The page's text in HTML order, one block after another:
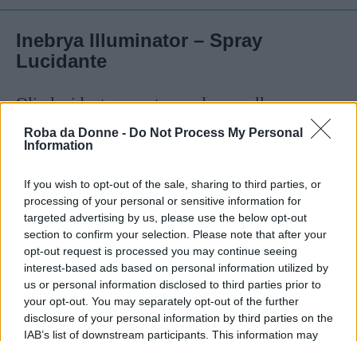
Roba da Donne - Do Not Process My Personal
Information
If you wish to opt-out of the sale, sharing to third parties, or
processing of your personal or sensitive information for
targeted advertising by us, please use the below opt-out
section to confirm your selection. Please note that after your
opt-out request is processed you may continue seeing
interest-based ads based on personal information utilized by
us or personal information disclosed to third parties prior to
your opt-out. You may separately opt-out of the further
disclosure of your personal information by third parties on the
IAB’s list of downstream participants. This information may
Inebrya Illuminator – Spray
Lucidante
Olio lucidante pensato per donare alla
capigliatura una straordinaria brillantezza senza
ungere, né appiccicare, né appesantire. Elimina
l’effetto crespo con un’efficace azione
antistatica, proteggendo i capelli da umidità e
aggressioni esterne.
Continua a leggere dopo la pubblicità